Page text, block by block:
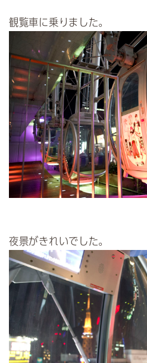
観覧車に乗りました。
夜景がきれいでした。